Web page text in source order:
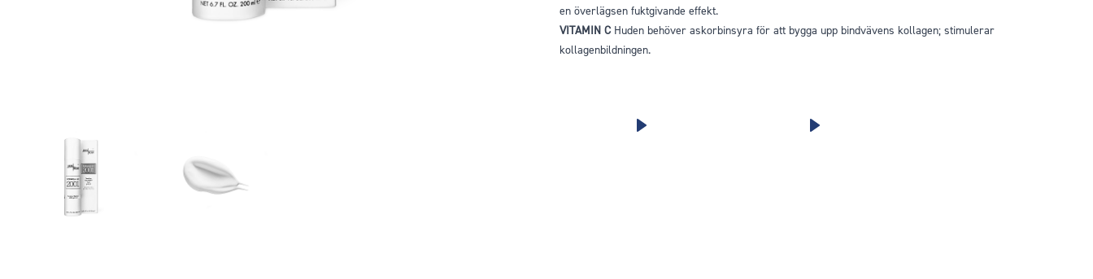
en överlägsen fuktgivande effekt.
VITAMIN C Huden behöver askorbinsyra för att bygga upp bindvävens kollagen; stimulerar
kollagenbildningen.